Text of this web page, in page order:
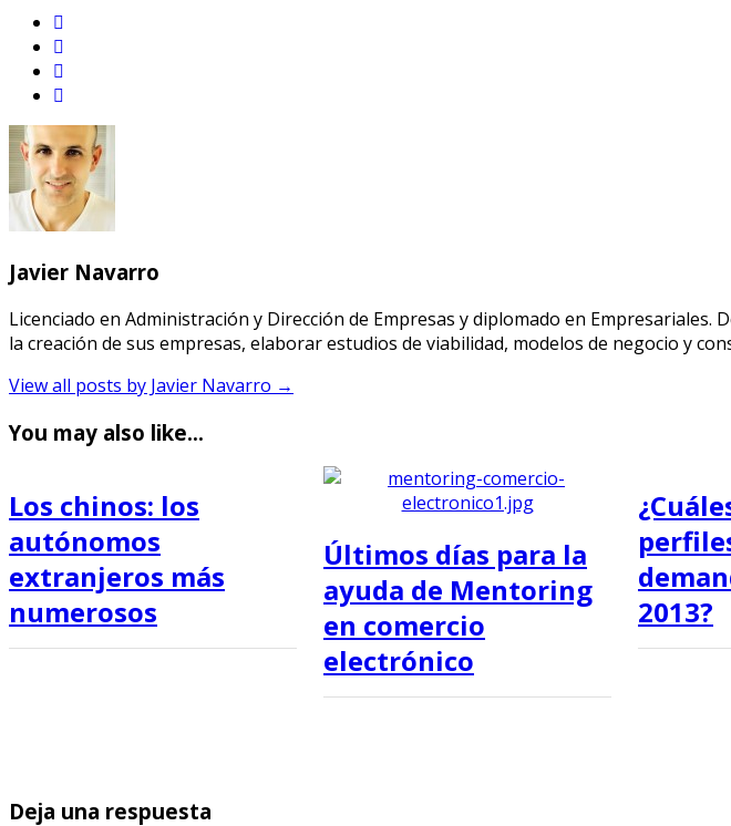
Javier Navarro
Licenciado en Administración y Dirección de Empresas y diplomado en Empresariales.
la creación de sus empresas, elaborar estudios de viabilidad, modelos de negocio y
View all posts by Javier Navarro →
You may also like...
Los chinos: los
autónomos
extranjeros más
numerosos
Últimos días para la
ayuda de Mentoring
en comercio
electrónico
2013?
Deja una respuesta